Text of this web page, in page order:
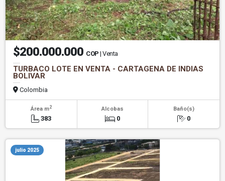
$200.000.000 COP | Venta
TURBACO LOTE EN VENTA - CARTAGENA DE INDIAS
BOLIVAR
Colombia
Área m2
383
Alcobas
0
Baño(s)
0
julio 2025